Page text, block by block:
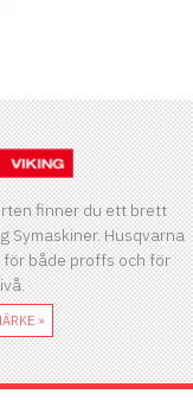
finner du ett brett
Symaskiner. Husqvarna
både proffs och för
»